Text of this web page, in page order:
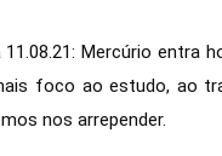
Mercúrio entra
foco ao estudo, ao
nos arrepender.